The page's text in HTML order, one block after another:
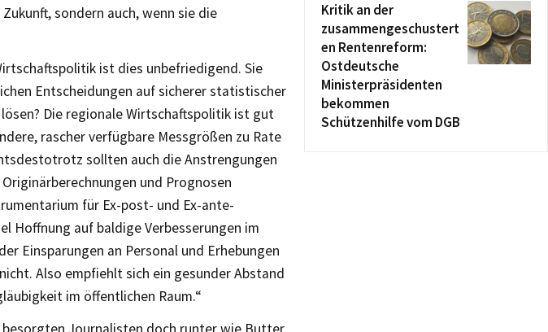
sondern auch, wenn sie die
ist dies unbefriedigend. Sie
Entscheidungen auf sicherer statistischer
Die regionale Wirtschaftspolitik ist gut
rascher verfügbare Messgrößen zu Rate
sollten auch die Anstrengungen
und Prognosen
für Ex-post- und Ex-ante-
Hoffnung auf baldige Verbesserungen im
Einsparungen an Personal und Erhebungen
Also empfiehlt sich ein gesunder Abstand
im öffentlichen Raum.“
Kritik an der
zusammengeschustert
en Rentenreform:
Ostdeutsche
Ministerpräsidenten
bekommen
Schützenhilfe vom DGB